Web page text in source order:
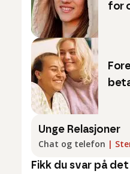
for
Unge Relasjoner
Chat og telefon |
Fikk du svar på